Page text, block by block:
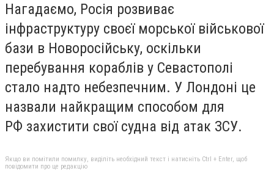
Нагадаємо, Росія розвиває
інфраструктуру своєї морської військової
бази в Новоросійську, оскільки
перебування кораблів у Севастополі
стало надто небезпечним. У Лондоні це
назвали найкращим способом для
РФ захистити свої судна від атак ЗСУ.
Якщо ви помітили помилку, виділіть необхідний текст і натисніть Ctrl + Enter, щоб
повідомити про це редакцію